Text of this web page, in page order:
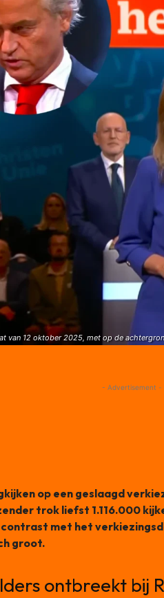
van 12 oktober 2025, met op de
- Advertisement -
op een geslaagd
trok liefst 1.116.000
met het
groot.
ontbreekt bij